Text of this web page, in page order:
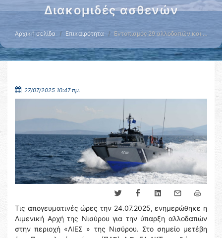
Διακομιδές ασθενών
Αρχική σελίδα Επικαιρότητα Εντοπισμός 29 αλλοδαπών και …
27/07/2025 10:47 πμ.
Τις απογευματινές ώρες την 24.07.2025, ενημερώθηκε η
Λιμενική Αρχή της Νισύρου για την ύπαρξη αλλοδαπών
στην περιοχή «ΛΙΕΣ » της Νισύρου. Στο σημείο μετέβη